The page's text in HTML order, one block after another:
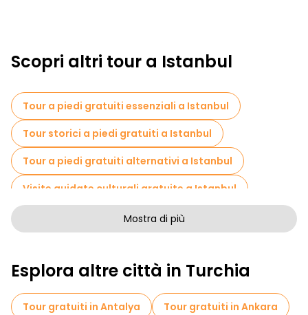
Scopri altri tour a Istanbul
Tour a piedi gratuiti essenziali a Istanbul
Tour storici a piedi gratuiti a Istanbul
Tour a piedi gratuiti alternativi a Istanbul
Visite guidate culturali gratuite a Istanbul
Tour a piedi gratuiti per famiglie a Istanbul
Visite autoguidate in Istanbul
Tour fotografici in Istanbul
Mostra di più
Esplora altre città in Turchia
Tour gratuiti in Antalya
Tour gratuiti in Ankara